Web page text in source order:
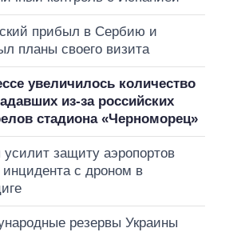
прибыл в Сербию и
планы своего визита
увеличилось количество
из-за российских
стадиона «Черноморец»
усилит защиту аэропортов
инцидента с дроном в
резервы Украины